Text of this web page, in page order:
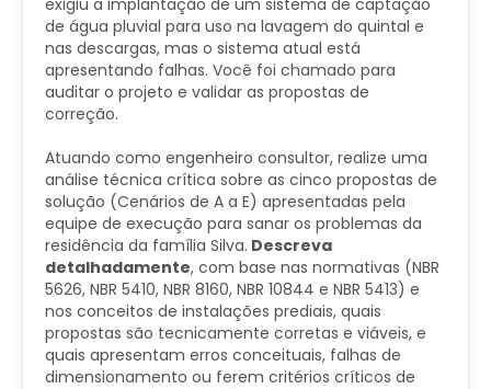
de água pluvial para uso na lavagem do quintal e
nas descargas, mas o sistema atual está
apresentando falhas. Você foi chamado para
auditar o projeto e validar as propostas de
correção.
​Atuando como engenheiro consultor, realize uma
análise técnica crítica sobre as cinco propostas de
solução (Cenários de A a E) apresentadas pela
equipe de execução para sanar os problemas da
residência da família Silva. Descreva
detalhadamente, com base nas normativas (NBR
5626, NBR 5410, NBR 8160, NBR 10844 e NBR 5413) e
nos conceitos de instalações prediais, quais
propostas são tecnicamente corretas e viáveis, e
quais apresentam erros conceituais, falhas de
dimensionamento ou ferem critérios críticos de